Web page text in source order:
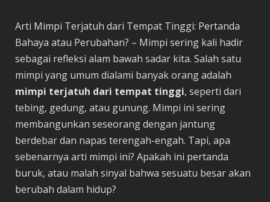
Arti Mimpi Terjatuh dari Tempat Tinggi: Pertanda
Bahaya atau Perubahan? – Mimpi sering kali hadir
sebagai refleksi alam bawah sadar kita. Salah satu
mimpi yang umum dialami banyak orang adalah
mimpi terjatuh dari tempat tinggi, seperti dari
tebing, gedung, atau gunung. Mimpi ini sering
membangunkan seseorang dengan jantung
berdebar dan napas terengah-engah. Tapi, apa
sebenarnya arti mimpi ini? Apakah ini pertanda
buruk, atau malah sinyal bahwa sesuatu besar akan
berubah dalam hidup?